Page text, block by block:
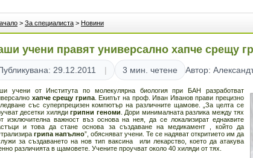
> За специалиста > Новини
учени правят универсално хапче срещу
29.12.2011 3 мин. четене Автор:
учени от Института по молекулярна биология при БАН разработват
хапче срещу грипа. Екипът на проф. Иван Иванов прави прецизно
със суперпрецизен компютър на различните щамове. „За целта се
десетки хилядигрипни геноми . Дори минималната разлика между тях
изключителна важност въз основа на нея, да се локализират еднаквите
и това да стане основа за създаване на медикамент , който да
грипа напълно”, обясняват учени. Те се надяват откритието им да
за създаването на нов тип ваксина или лекарство, което да атакува
различията в щамовете. Учените проучват около 40 хиляди от тях.